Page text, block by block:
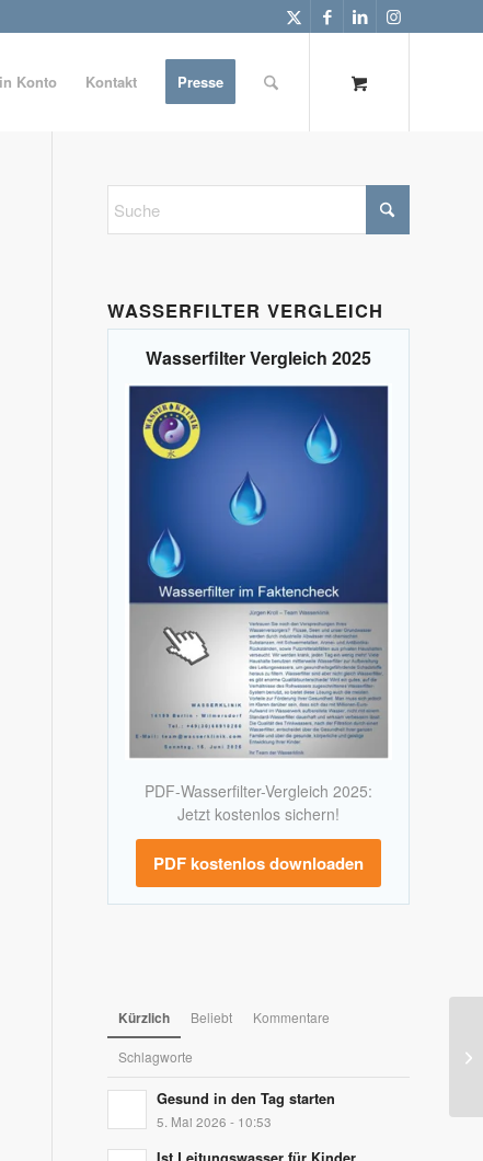
Konto Kontakt Presse
WASSERFILTER VERGLEICH
Wasserfilter Vergleich 2025
PDF-Wasserfilter-Vergleich 2025:
Jetzt kostenlos sichern!
PDF kostenlos downloaden
Kürzlich Beliebt Kommentare
Schlagworte
Gesund in den Tag starten
5. Mai 2026 - 10:53